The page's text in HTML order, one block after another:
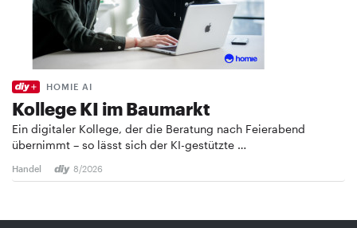
HOMIE AI
Kollege KI im Baumarkt
Ein digitaler Kollege, der die Beratung nach Feierabend
übernimmt – so lässt sich der KI-gestützte …
Handel 8/2026